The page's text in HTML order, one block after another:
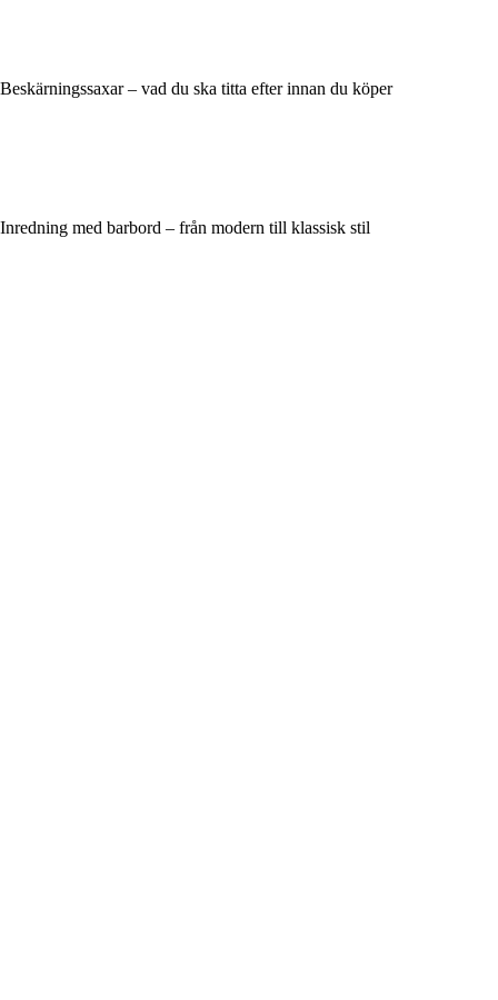
Beskärningssaxar – vad du ska titta efter innan du köper
Inredning med barbord – från modern till klassisk stil